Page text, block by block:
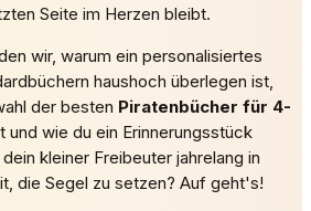
Seite im Herzen bleibt.
wir, warum ein personalisiertes
haushoch überlegen ist,
der besten Piratenbücher für 4-
und wie du ein Erinnerungsstück
kleiner Freibeuter jahrelang in
die Segel zu setzen? Auf geht's!